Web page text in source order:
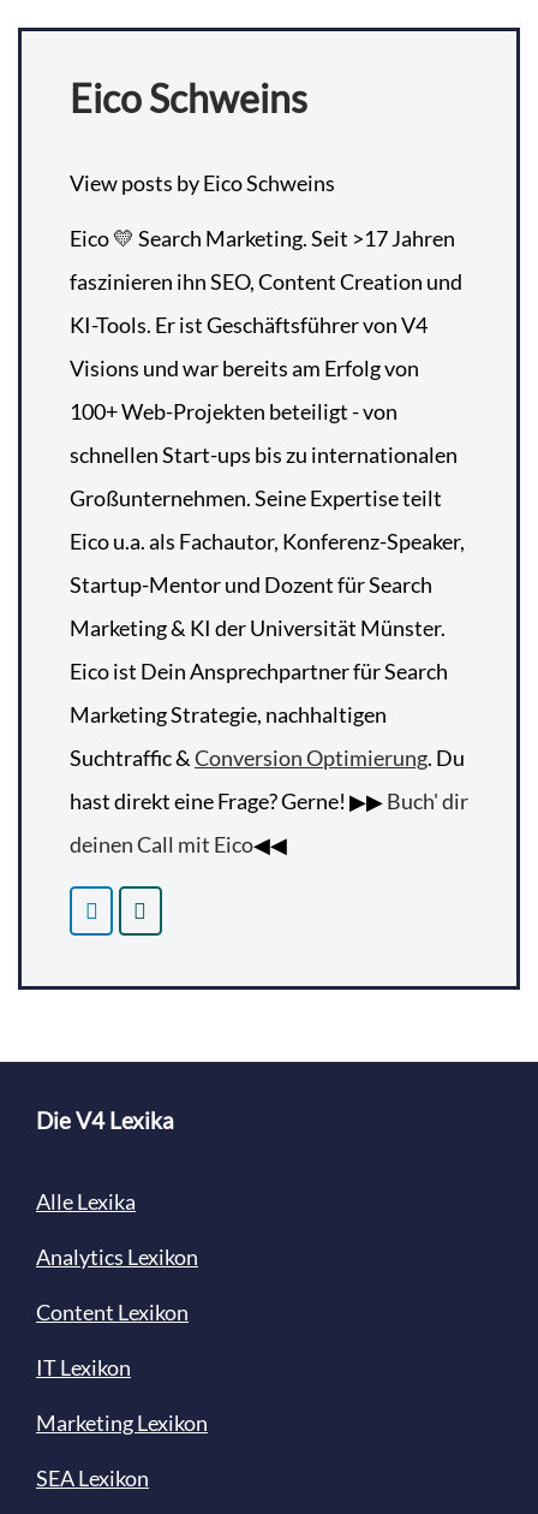
Eico Schweins
View posts by Eico Schweins
Eico 💛 Search Marketing. Seit >17 Jahren
faszinieren ihn SEO, Content Creation und
KI-Tools. Er ist Geschäftsführer von V4
Visions und war bereits am Erfolg von
100+ Web-Projekten beteiligt - von
schnellen Start-ups bis zu internationalen
Großunternehmen. Seine Expertise teilt
Eico u.a. als Fachautor, Konferenz-Speaker,
Startup-Mentor und Dozent für Search
Marketing & KI der Universität Münster.
Eico ist Dein Ansprechpartner für Search
Marketing Strategie, nachhaltigen
Suchtraffic &Conversion Optimierung. Du
hast direkt eine Frage? Gerne! ▶▶Buch' dir
deinen Call mit Eico◀◀
Die V4 Lexika
Alle Lexika
Analytics Lexikon
Content Lexikon
IT Lexikon
Marketing Lexikon
SEA Lexikon